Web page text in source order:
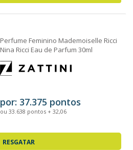
Perfume Feminino Mademoiselle Ricci
Nina Ricci Eau de Parfum 30ml
por: 37.375 pontos
ou 33.638 pontos + 32,06
RESGATAR